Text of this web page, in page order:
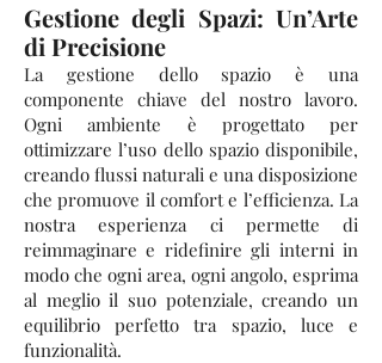
Gestione degli Spazi: Un’Arte
di Precisione
La gestione dello spazio è una
componente chiave del nostro lavoro.
Ogni ambiente è progettato per
ottimizzare l’uso dello spazio disponibile,
creando flussi naturali e una disposizione
che promuove il comfort e l’efficienza. La
nostra esperienza ci permette di
reimmaginare e ridefinire gli interni in
modo che ogni area, ogni angolo, esprima
al meglio il suo potenziale, creando un
equilibrio perfetto tra spazio, luce e
funzionalità.